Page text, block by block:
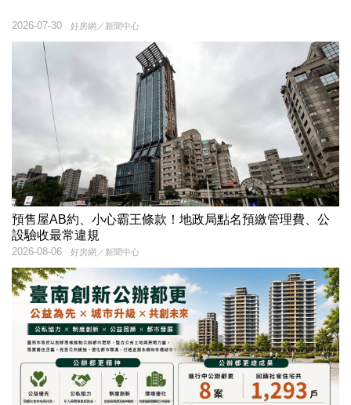
好房網／新聞中心
2026-07-30
預售屋AB約、小心霸王條款！地政局點名預繳管理費、公
設驗收最常違規
好房網／新聞中心
2026-08-06